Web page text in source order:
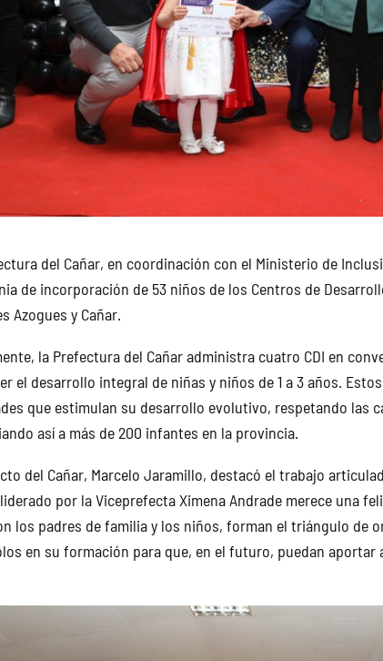
del Cañar, en coordinación con el Ministerio de
de incorporación de 53 niños de los Centros de
Azogues y Cañar.
la Prefectura del Cañar administra cuatro CDI en
el desarrollo integral de niñas y niños de 1 a 3 años.
que estimulan su desarrollo evolutivo, respetando las
así a más de 200 infantes en la provincia.
del Cañar, Marcelo Jaramillo, destacó el trabajo
por la Viceprefecta Ximena Andrade merece una
los padres de familia y los niños, forman el triángulo de
en su formación para que, en el futuro, puedan aportar